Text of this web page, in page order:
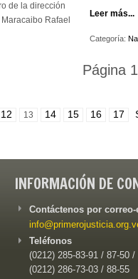
de la dirección
Rafael
Leer más...
Categoría:
Página
12 13 14 15 16 17
INFORMACIÓN DE
Contáctenos por
Teléfonos
(0212) 285-83-91 / 87-50 /
(0212) 286-73-03 / 88-55